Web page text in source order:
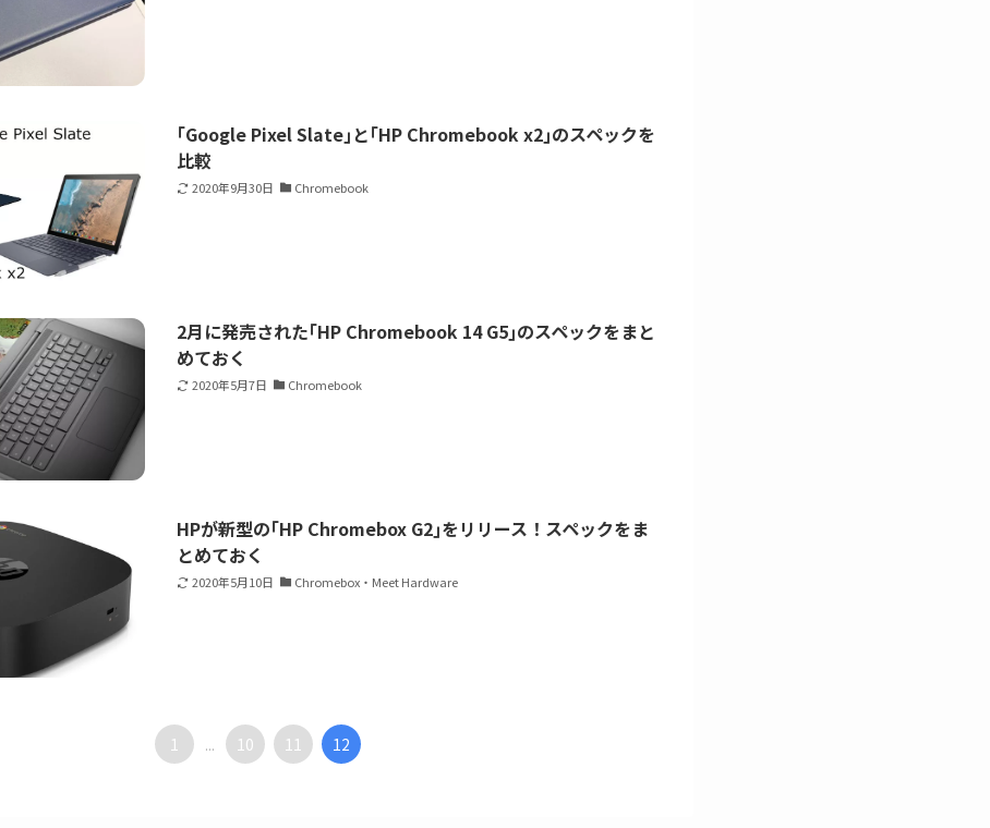
｢Google Pixel Slate｣と｢HP Chromebook x2｣のスペックを
比較
2020年9月30日 Chromebook
2月に発売された｢HP Chromebook 14 G5｣のスペックをまと
めておく
2020年5月7日 Chromebook
HPが新型の｢HP Chromebox G2｣をリリース！スペックをま
とめておく
2020年5月10日 Chromebox・Meet Hardware
1 ... 10 11 12